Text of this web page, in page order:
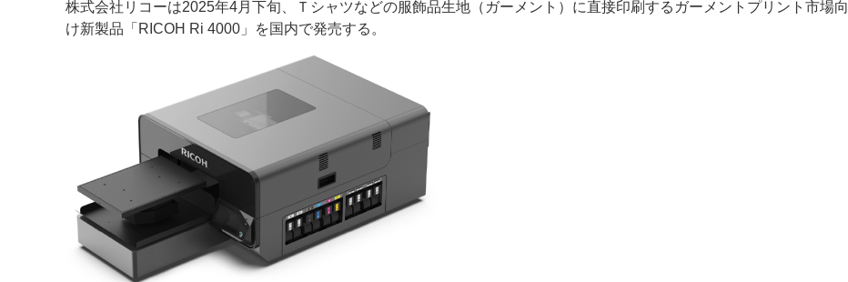
特集・デジタル印刷 ～ 新成長軌道を描く
JFPI印刷用語集 印刷機材年鑑
会社案内 購読・購入申し込み サイトポリシー
株式会社リコーは2025年4月下旬、Ｔシャツなどの服飾品生地（ガーメント）に直接印刷するガーメントプリント市場向
け新製品「RICOH Ri 4000」を国内で発売する。